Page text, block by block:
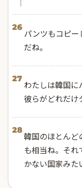
26
パンツもコピ
だね。
27
わたしは韓国に
彼らがどれだけ
28
韓国のほとんど
も相当ね。それ
かない国家みた